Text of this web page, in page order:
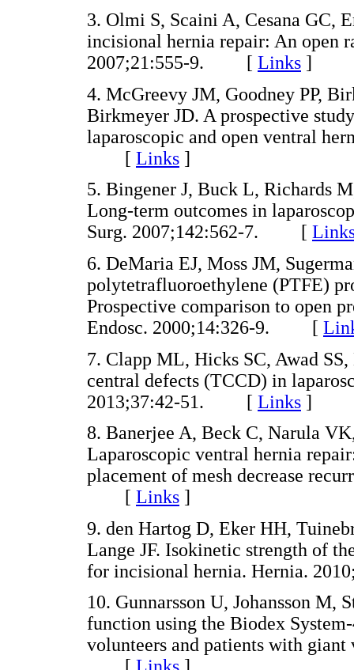
3. Olmi S, Scaini A, Cesana GC,
incisional hernia repair: An open
2007;21:555-9. [ Links ]
4. McGreevy JM, Goodney PP,
Birkmeyer JD. A prospective
laparoscopic and open ventral
[ Links ]
5. Bingener J, Buck L, Richards
Long-term outcomes in
Surg. 2007;142:562-7. [
6. DeMaria EJ, Moss JM,
polytetrafluoroethylene (PTFE)
Prospective comparison to open
Endosc. 2000;14:326-9. [
7. Clapp ML, Hicks SC, Awad
central defects (TCCD) in
2013;37:42-51. [ Links ]
8. Banerjee A, Beck C, Narula
Laparoscopic ventral hernia
placement of mesh decrease
[ Links ]
9. den Hartog D, Eker HH,
Lange JF. Isokinetic strength of
for incisional hernia. Hernia.
10. Gunnarsson U, Johansson M,
function using the Biodex
volunteers and patients with